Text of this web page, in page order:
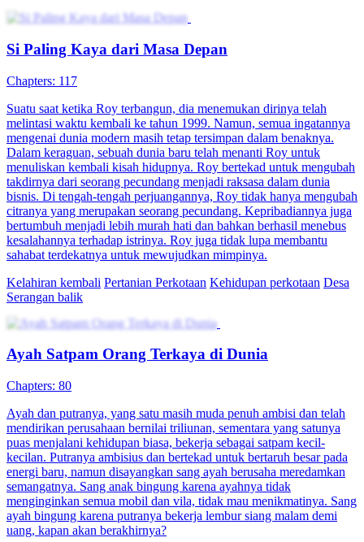
Si Paling Kaya dari Masa Depan
Chapters: 117
Suatu saat ketika Roy terbangun, dia menemukan dirinya telah
melintasi waktu kembali ke tahun 1999. Namun, semua ingatannya
mengenai dunia modern masih tetap tersimpan dalam benaknya.
Dalam keraguan, sebuah dunia baru telah menanti Roy untuk
menuliskan kembali kisah hidupnya. Roy bertekad untuk mengubah
takdirnya dari seorang pecundang menjadi raksasa dalam dunia
bisnis. Di tengah-tengah perjuangannya, Roy tidak hanya mengubah
citranya yang merupakan seorang pecundang. Kepribadiannya juga
bertumbuh menjadi lebih murah hati dan bahkan berhasil menebus
kesalahannya terhadap istrinya. Roy juga tidak lupa membantu
sahabat terdekatnya untuk mewujudkan mimpinya.
Kelahiran kembali Pertanian Perkotaan Kehidupan perkotaan Desa
Serangan balik
Ayah Satpam Orang Terkaya di Dunia
Chapters: 80
Ayah dan putranya, yang satu masih muda penuh ambisi dan telah
mendirikan perusahaan bernilai triliunan, sementara yang satunya
puas menjalani kehidupan biasa, bekerja sebagai satpam kecil-
kecilan. Putranya ambisius dan bertekad untuk bertaruh besar pada
energi baru, namun disayangkan sang ayah berusaha meredamkan
semangatnya. Sang anak bingung karena ayahnya tidak
menginginkan semua mobil dan vila, tidak mau menikmatinya. Sang
ayah bingung karena putranya bekerja lembur siang malam demi
uang, kapan akan berakhirnya?